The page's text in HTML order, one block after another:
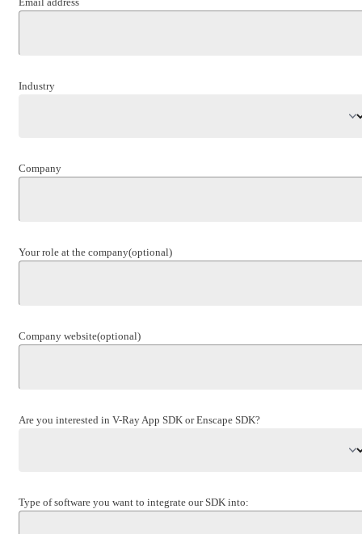
Industry
Company
Your role at the company(optional)
Company website(optional)
Are you interested in V-Ray App SDK or Enscape SDK?
Type of software you want to integrate our SDK into: